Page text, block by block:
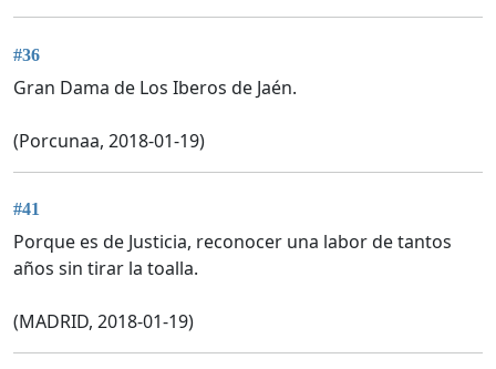
#36
Gran Dama de Los Iberos de Jaén.
(Porcunaa, 2018-01-19)
#41
Porque es de Justicia, reconocer una labor de tantos
años sin tirar la toalla.
(MADRID, 2018-01-19)